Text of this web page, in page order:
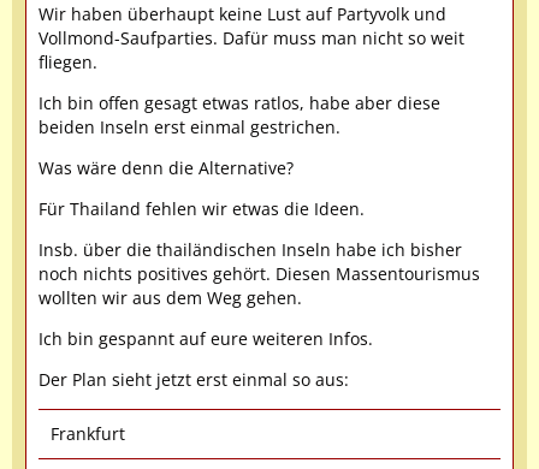
Wir haben überhaupt keine Lust auf Partyvolk und
Vollmond-Saufparties. Dafür muss man nicht so weit
fliegen.
Ich bin offen gesagt etwas ratlos, habe aber diese
beiden Inseln erst einmal gestrichen.
Was wäre denn die Alternative?
Für Thailand fehlen wir etwas die Ideen.
Insb. über die thailändischen Inseln habe ich bisher
noch nichts positives gehört. Diesen Massentourismus
wollten wir aus dem Weg gehen.
Ich bin gespannt auf eure weiteren Infos.
Der Plan sieht jetzt erst einmal so aus:
Frankfurt